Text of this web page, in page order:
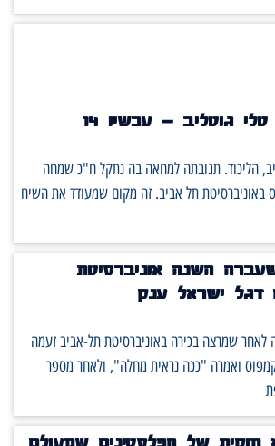
גוטליב – עכשיו 14
הליכוד. תגובתה למחאה בה נתקל ח"כ שמחה
באוניברסיטת תל אביב. זה מקום שמעודד את השיח
השנה אוניברסיטת
דגל ישראל ענק
שמרצה בכירה באוניברסיטת תל-אביב זעמה
ואמרה "ככה נראית מחלה", ולאחר מספר
חוקית של הפלסטינים שמעולם